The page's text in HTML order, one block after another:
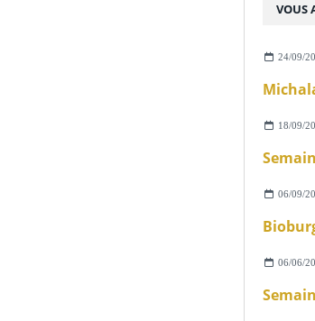
VOUS
24/09/
18/09/
06/09/
06/06/